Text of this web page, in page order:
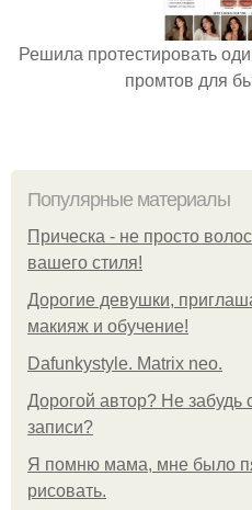
Решила протестировать
промтов для
Популярные материалы
Прическа - не просто
вашего стиля!
Дорогие девушки,
макияж и обучение!
Dafunkystyle. Matrix neo.
Дорогой автор? Не забудь
записи?
Я помню мама, мне было
рисовать.